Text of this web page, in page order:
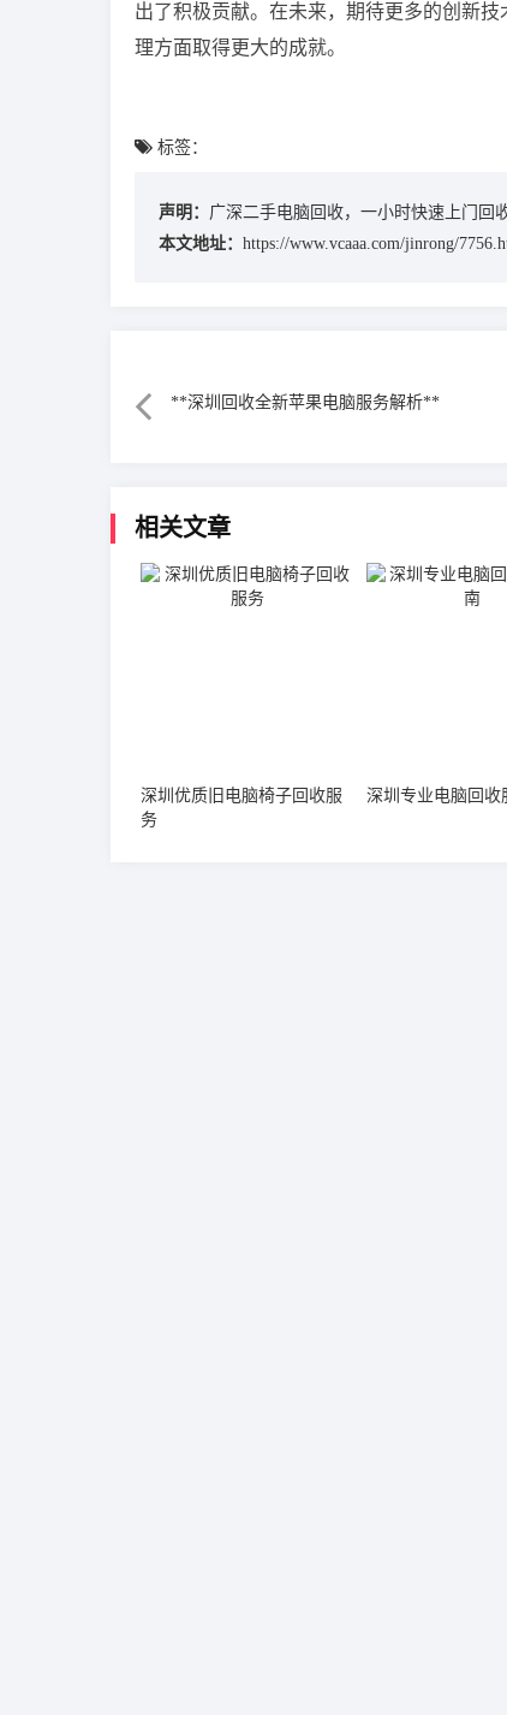
出了积极贡献。在未来，期待更多的创新
理方面取得更大的成就。
标签：
声明： 广深二手电脑回收，一小时快速上门回
本文地址： https://www.vcaaa.com/jinrong/
**深圳回收全新苹果电脑服务解析**
相关文章
深圳优质旧电脑椅子回收服
务
深圳专业电脑回收